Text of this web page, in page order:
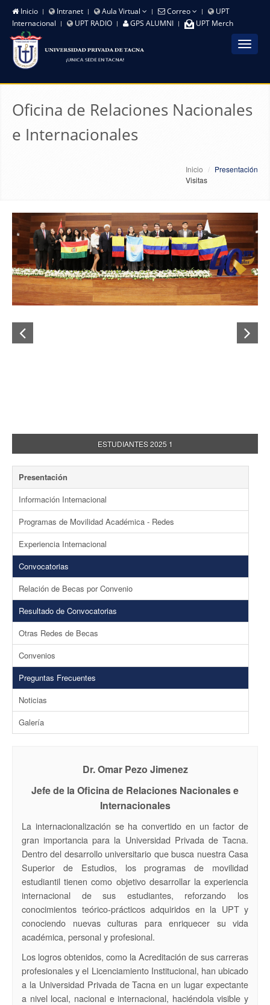
Inicio Intranet Aula Virtual Correo
UPT
Internacional
UPT RADIO GPS ALUMNI UPT Merch
Toggle
Oficina de Relaciones Nacionales
e Internacionales
Inicio
Presentación
Visitas
ESTUDIANTES 2025 1
Presentación
Información Internacional
Programas de Movilidad Académica - Redes
Experiencia Internacional
Convocatorias
Relación de Becas por Convenio
Resultado de Convocatorias
Otras Redes de Becas
Convenios
Preguntas Frecuentes
Noticias
Galería
Dr. Omar Pezo Jimenez
Jefe de la Oficina de Relaciones Nacionales e
Internacionales
La internacionalización se ha convertido en un factor de
gran importancia para la Universidad Privada de Tacna.
Dentro del desarrollo universitario que busca nuestra Casa
Superior de Estudios, los programas de movilidad
estudiantil tienen como objetivo desarrollar la experiencia
internacional de sus estudiantes, reforzando los
conocimientos teórico-prácticos adquiridos en la UPT y
conociendo nuevas culturas para enriquecer su vida
académica, personal y profesional.
Los logros obtenidos, como la Acreditación de sus carreras
profesionales y el Licenciamiento Institucional, han ubicado
a la Universidad Privada de Tacna en un lugar expectante
a nivel local, nacional e internacional, haciéndola visible y